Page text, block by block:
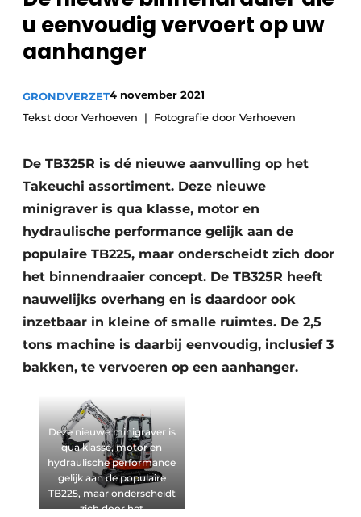
Privacy / Cookie statement
Vacature aanmelden
Vacatures
Video’s
u eenvoudig vervoert op uw
aanhanger
GRONDVERZET4 november 2021
Tekst door Verhoeven
Fotografie door Verhoeven
De TB325R is dé nieuwe aanvulling op het
Takeuchi assortiment. Deze nieuwe
minigraver is qua klasse, motor en
hydraulische performance gelijk aan de
populaire TB225, maar onderscheidt zich door
het binnendraaier concept. De TB325R heeft
nauwelijks overhang en is daardoor ook
inzetbaar in kleine of smalle ruimtes. De 2,5
tons machine is daarbij eenvoudig, inclusief 3
bakken, te vervoeren op een aanhanger.
Deze nieuwe minigraver is
qua klasse, motor en
hydraulische performance
gelijk aan de populaire
TB225, maar onderscheidt
zich door het